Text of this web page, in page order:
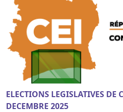
ELECTIONS LEGISLATIVES DE
DECEMBRE 2025